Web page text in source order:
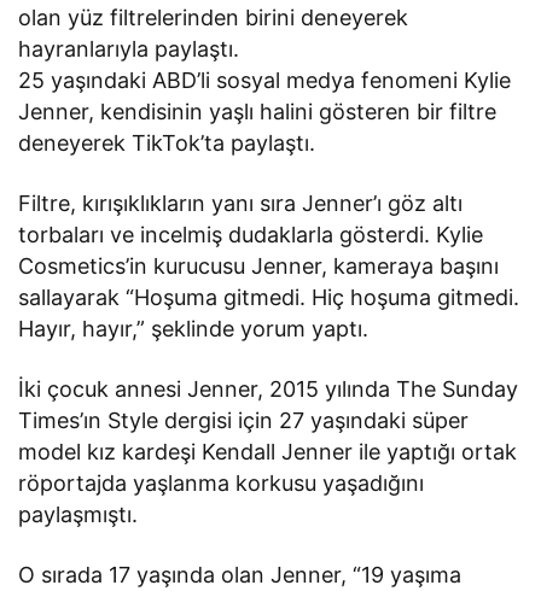
olan yüz filtrelerinden birini deneyerek
hayranlarıyla paylaştı.
25 yaşındaki ABD’li sosyal medya fenomeni Kylie
Jenner, kendisinin yaşlı halini gösteren bir filtre
deneyerek TikTok’ta paylaştı.
Filtre, kırışıklıkların yanı sıra Jenner’ı göz altı
torbaları ve incelmiş dudaklarla gösterdi. Kylie
Cosmetics’in kurucusu Jenner, kameraya başını
sallayarak “Hoşuma gitmedi. Hiç hoşuma gitmedi.
Hayır, hayır,” şeklinde yorum yaptı.
İki çocuk annesi Jenner, 2015 yılında The Sunday
Times’ın Style dergisi için 27 yaşındaki süper
model kız kardeşi Kendall Jenner ile yaptığı ortak
röportajda yaşlanma korkusu yaşadığını
paylaşmıştı.
O sırada 17 yaşında olan Jenner, “19 yaşıma